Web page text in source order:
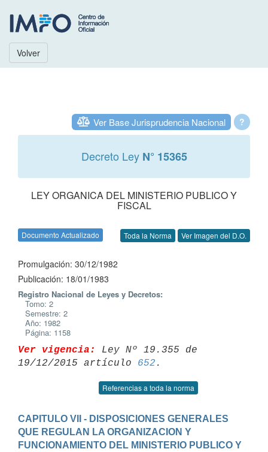
Volver
?
Ver Base Jurisprudencia Nacional
Decreto Ley N° 15365
LEY ORGANICA DEL MINISTERIO PUBLICO Y
FISCAL
Documento Actualizado Toda la Norma Ver Imagen del D.O.
Promulgación: 30/12/1982
Publicación: 18/01/1983
Registro Nacional de Leyes y Decretos:
Tomo: 2
Semestre: 2
Año: 1982
Página: 1158
Ver vigencia:
Ley Nº 19.355 de
19/12/2015 artículo 652
Referencias a toda la norma
CAPITULO VII - DISPOSICIONES GENERALES
QUE REGULAN LA ORGANIZACION Y
FUNCIONAMIENTO DEL MINISTERIO PUBLICO Y